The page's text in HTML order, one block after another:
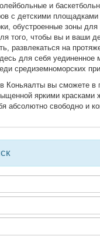
и
с детскими площадками
обустроенные зоны
того, чтобы вы и ваши
развлекаться на
для себя уединенное
средиземноморских
Коньяалты вы сможете в
яркими красками
абсолютно свободно и